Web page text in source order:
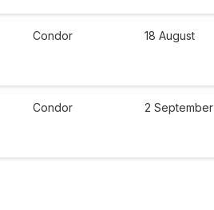
Condor 18 August
Condor 2 September